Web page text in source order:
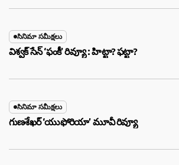
సినిమా సమీక్షలు
విశ్వక్ సేన్ ‘ఫంకీ’ రివ్యూ : హిట్టా? ఫట్టా?
సినిమా సమీక్షలు
గుణశేఖర్ ‘యుఫోరియా’ మూవీ రివ్యూ